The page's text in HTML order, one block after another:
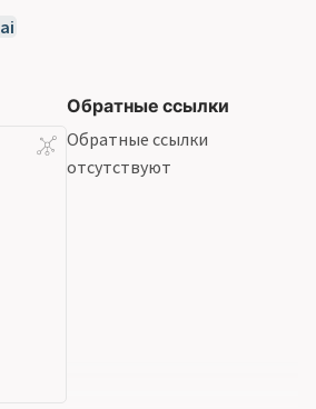
ai
Обратные ссылки
Обратные ссылки
отсутствуют